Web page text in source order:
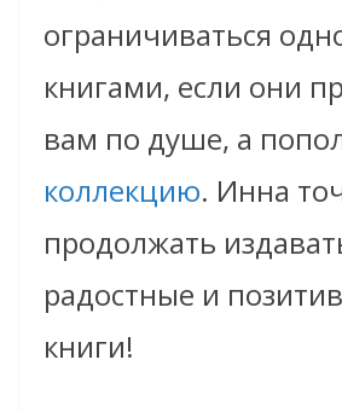
ограничиваться
книгами, если они
вам по душе, а
коллекцию. Инна
продолжать
радостные и
книги!